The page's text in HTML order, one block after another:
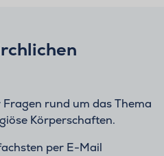
rund um das Thema
Körperschaften.
per E-Mail